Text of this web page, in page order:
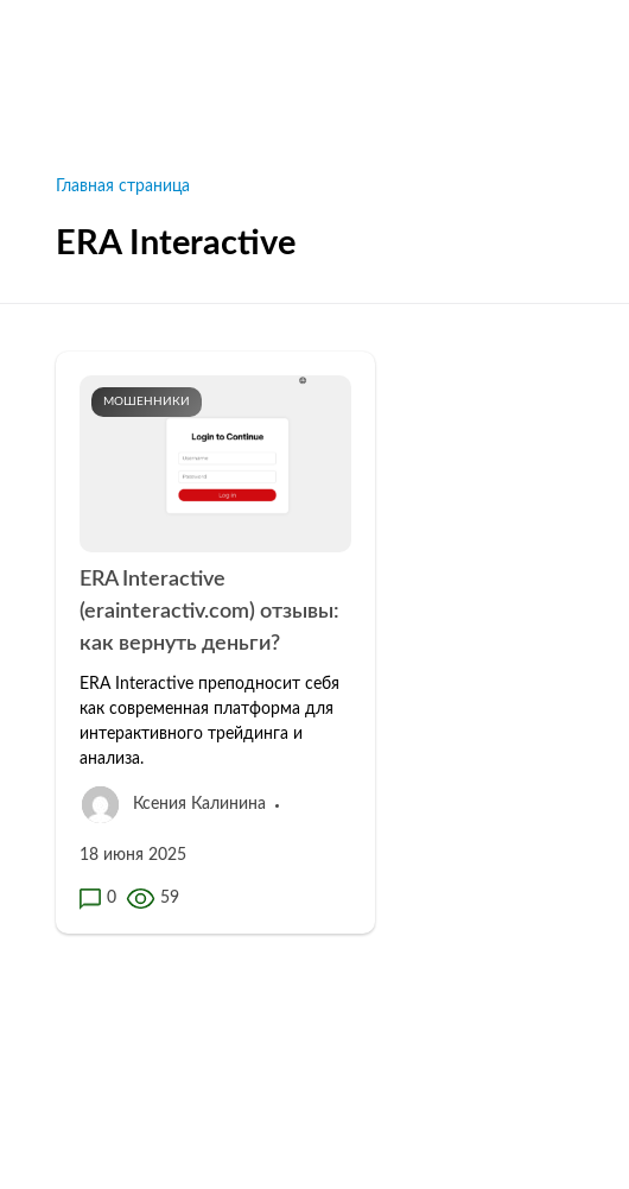
Главная страница
ERA Interactive
МОШЕННИКИ
ERA Interactive
(erainteractiv.com) отзывы:
как вернуть деньги?
ERA Interactive преподносит себя
как современная платформа для
интерактивного трейдинга и
анализа.
Ксения Калинина
18 июня 2025
0 59